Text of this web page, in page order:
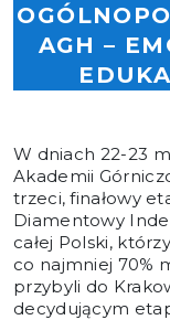
AGH –
W dniach 22-23
Akademii
trzeci, finałowy
Diamentowy
całej Polski,
co najmniej 70%
przybyli do
decydującym